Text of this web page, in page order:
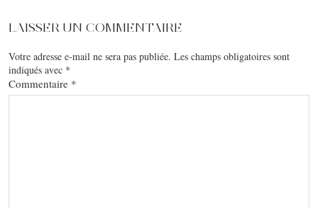
LAISSER UN COMMENTAIRE
Votre adresse e-mail ne sera pas publiée. Les champs obligatoires sont
indiqués avec *
Commentaire *